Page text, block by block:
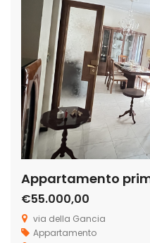
€55.000,00
via della Gancia
Appartamento